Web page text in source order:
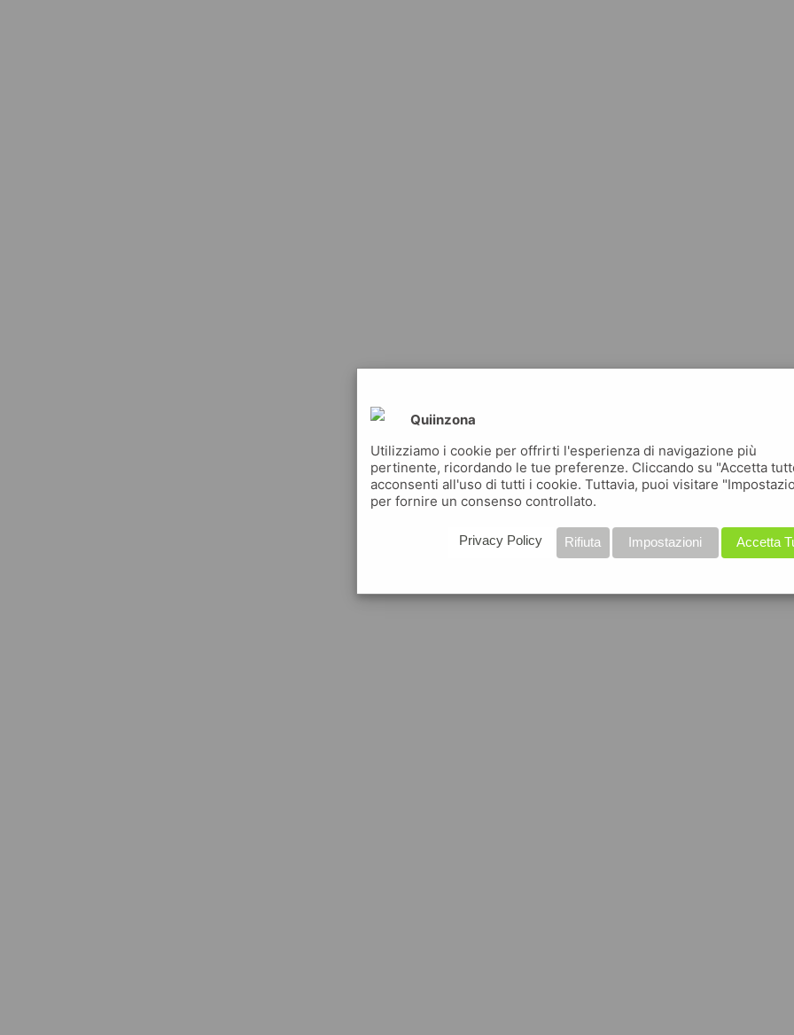
Quiinzona
Utilizziamo i cookie per offrirti l'esperienza di navigazione più
pertinente, ricordando le tue preferenze. Cliccando su "Accetta
acconsenti all'uso di tutti i cookie. Tuttavia, puoi visitare
per fornire un consenso controllato.
Accetta
Impostazioni
Rifiuta
Privacy Policy